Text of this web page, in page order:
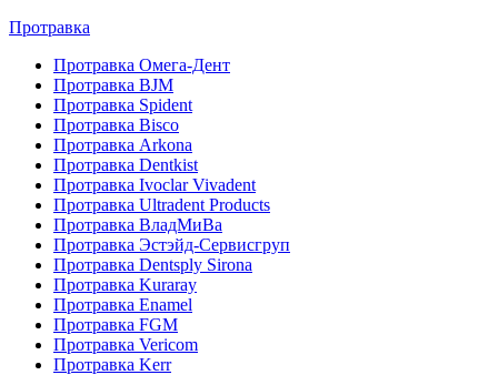
Протравка
Протравка Омега-Дент
Протравка BJM
Протравка Spident
Протравка Bisco
Протравка Arkona
Протравка Dentkist
Протравка Ivoclar Vivadent
Протравка Ultradent Products
Протравка ВладМиВа
Протравка Эстэйд-Сервисгруп
Протравка Dentsply Sirona
Протравка Kuraray
Протравка Enamel
Протравка FGM
Протравка Vericom
Протравка Kerr